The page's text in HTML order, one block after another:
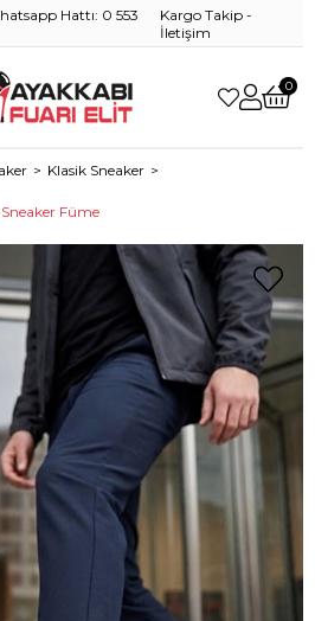
Hattı: 0 553
Kargo Takip -
İletişim
0
Klasik Sneaker
Füme